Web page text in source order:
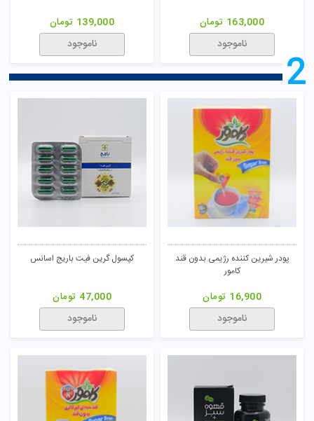
163,000 تومان
ناموجود
139,000 تومان
ناموجود
2
پودر شیرین کننده رژیمی بدون قند
کامور
16,900 تومان
ناموجود
کپسول گرین فیت باریج اسانس
47,000 تومان
ناموجود